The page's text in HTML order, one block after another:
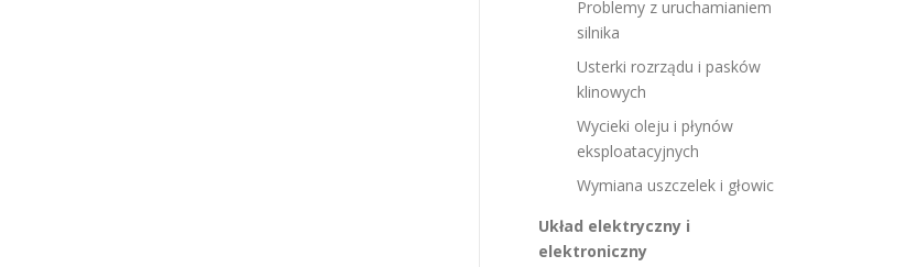
Problemy z uruchamianiem
silnika
Usterki rozrządu i pasków
klinowych
Wycieki oleju i płynów
eksploatacyjnych
Wymiana uszczelek i głowic
Układ elektryczny i
elektroniczny